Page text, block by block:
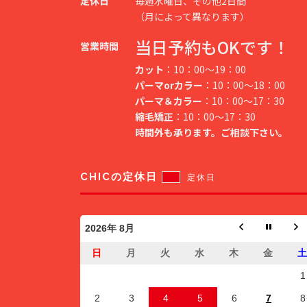
（月によって異なります）
営業時間 当日予約もOKです！
カット ：10：00～19：00
パーマorカラー ：10：00～18：00
パーマ＆カラー ：10：00～17：30
縮毛矯正 ：10：00～17：30
時間外も承ります。ご相談下さい。
CHICの定休日 定休日
2026年 8月
日 月 火 水 木 金
1
2 3 4 5 6 7 8